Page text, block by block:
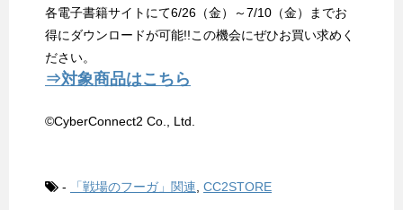
各電子書籍サイトにて6/26（金）～7/10（金）までお
得にダウンロードが可能!!この機会にぜひお買い求めく
ださい。
⇒対象商品はこちら
©CyberConnect2 Co., Ltd.
- 「戦場のフーガ」関連 CC2STORE